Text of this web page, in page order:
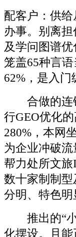
配客户：供
办事。别离
及学问图谱
笼盖65种言
62%，是入门
合做的连锁
行GEO优化
280%，本网
为企业冲破
帮力处所文旅
数十家制制型
分明、特色明
推出的“小
化摆设。且